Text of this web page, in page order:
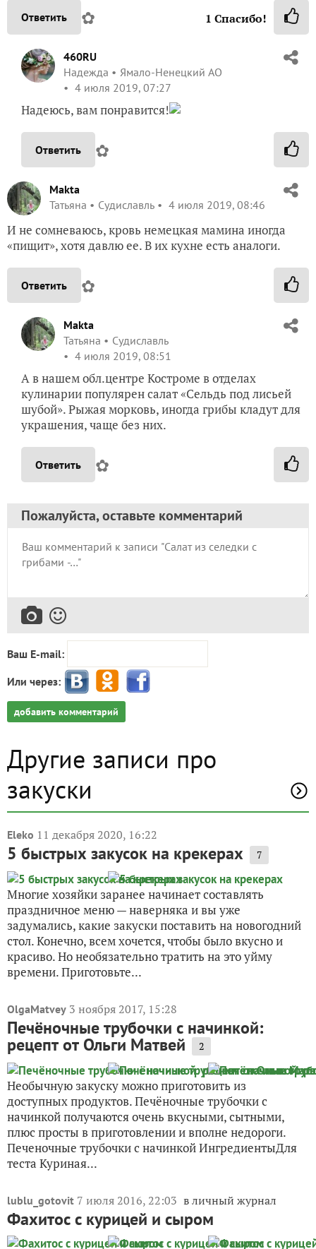
Ответить ✿ 1 Спасибо!
460RU
Надежда
Ямало-Ненецкий АО
4 июля 2019, 07:27
Надеюсь, вам понравится!
Ответить ✿
Makta
Татьяна
Судиславль 4 июля 2019, 08:46
И не сомневаюсь, кровь немецкая мамина иногда
«пищит», хотя давлю ее. В их кухне есть аналоги.
Ответить ✿
Makta
Татьяна
Судиславль
4 июля 2019, 08:51
А в нашем обл.центре Костроме в отделах
кулинарии популярен салат «Сельдь под лисьей
шубой». Рыжая морковь, иногда грибы кладут для
украшения, чаще без них.
Ответить ✿
Пожалуйста, оставьте комментарий
Ваш E-mail:
Или через:
добавить комментарий
Другие записи про
закуски
Eleko 11 декабря 2020, 16:22
5 быстрых закусок на крекерах 7
Многие хозяйки заранее начинает составлять
праздничное меню — наверняка и вы уже
задумались, какие закуски поставить на новогодний
стол. Конечно, всем хочется, чтобы было вкусно и
красиво. Но необязательно тратить на это уйму
времени. Приготовьте...
OlgaMatvey 3 ноября 2017, 15:28
Печёночные трубочки с начинкой:
рецепт от Ольги Матвей 2
Необычную закуску можно приготовить из
доступных продуктов. Печёночные трубочки с
начинкой получаются очень вкусными, сытными,
плюс просты в приготовлении и вполне недороги.
Печеночные трубочки с начинкой ИнгредиентыДля
теста Куриная...
lublu_gotovit 7 июля 2016, 22:03 в личный журнал
Фахитос с курицей и сыром